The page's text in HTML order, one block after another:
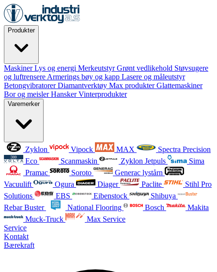
Produkter
MaskinerLys og energi MerkeutstyrGrønt vedlikehold Støvsugere
og luftrensere Armerings bøy og kapp Lasere og måleutstyr
BetongvibratorerDiamantverktøy Max produkterGlattemaskiner
Bor og meislerHanskerVinterprodukter
Varemerker
Zyklon Vipock MAX
Spectra Precision
Eco
Scanmaskin Zyklon Jetpuls
Sima
Pramac
Soroto
Generac lystårn
Vacuulift
Ogura Diager Paclite
Stihl Pro
Solutions
EBS Eibenstock
Shibuya
Rebar Buster
National Flooring Bosch
Makita
Muck-Truck
Max Service
Service
Kontakt
Bærekraft